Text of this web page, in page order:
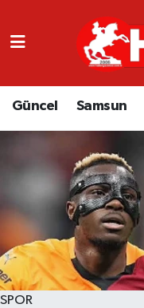
Güncel Samsun
SPOR
GÜNCEL
SAMSUN
EKONOMİ
YAŞAM